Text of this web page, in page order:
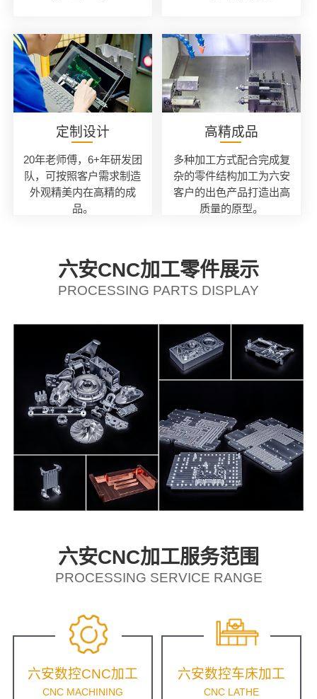
定制设计
20年老师傅，6+年研发团
队，可按照客户需求制造
外观精美内在高精的成
品。
高精成品
多种加工方式配合完成复
杂的零件结构加工为六安
客户的出色产品打造出高
质量的原型。
六安CNC加工零件展示
PROCESSING PARTS DISPLAY
六安CNC加工服务范围
PROCESSING SERVICE RANGE
六安数控CNC加工
CNC MACHINING
六安数控车床加工
CNC LATHE